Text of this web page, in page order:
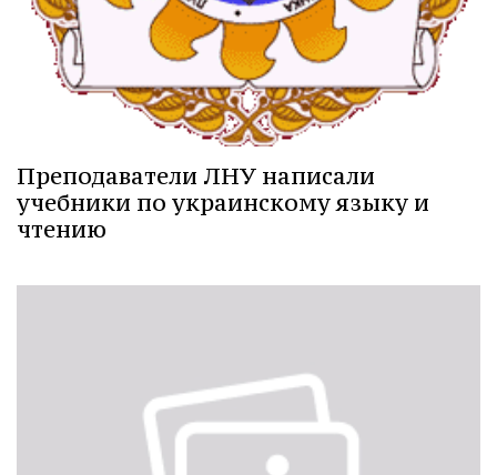
Преподаватели ЛНУ написали
учебники по украинскому языку и
чтению